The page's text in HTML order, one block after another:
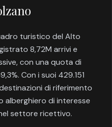
turistico del Alto
8,72M arrivi e
con una quota di
Con i suoi 429.151
di riferimento
alberghiero di interesse
settore ricettivo.